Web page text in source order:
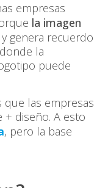
empresas
la imagen
y genera recuerdo
la
puede
que las empresas
diseño. A esto
, pero la base